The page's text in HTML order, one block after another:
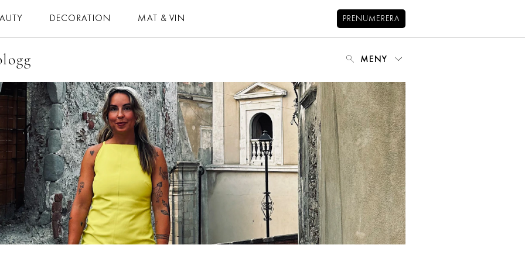
DECORATION MAT & VIN PRENUMERERA
MAT & VIN
MAT
DRYCK
BAKNING
VEGETARISKT
RECEPT
VIDEO
– DAGENS
– MÅNADENS
– ÅRETS
ELLE-GALAN
NÖJE
LIFESTYLE
HÄLSA
BALANS
KIDS
KONTAKT
OM OSS
OM COOKIES
HANTERA PREFERENSER
MENY